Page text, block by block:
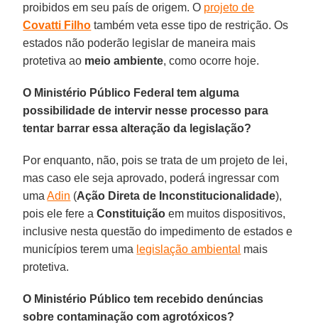
proibidos em seu país de origem. O projeto de
Covatti Filho também veta esse tipo de restrição. Os
estados não poderão legislar de maneira mais
protetiva ao meio ambiente, como ocorre hoje.
O Ministério Público Federal tem alguma
possibilidade de intervir nesse processo para
tentar barrar essa alteração da legislação?
Por enquanto, não, pois se trata de um projeto de lei,
mas caso ele seja aprovado, poderá ingressar com
umaAdin (Ação Direta de Inconstitucionalidade),
pois ele fere aConstituição em muitos dispositivos,
inclusive nesta questão do impedimento de estados e
municípios terem uma legislação ambiental mais
protetiva.
O Ministério Público tem recebido denúncias
sobre contaminação com agrotóxicos?